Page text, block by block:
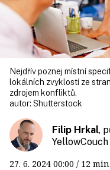
Nejdřív poznej místní
lokálních zvyklostí ze
zdrojem konfliktů.
autor: Shutterstock
Filip Hrkal,
YellowCouch
27. 6. 2024 00:00 / 12